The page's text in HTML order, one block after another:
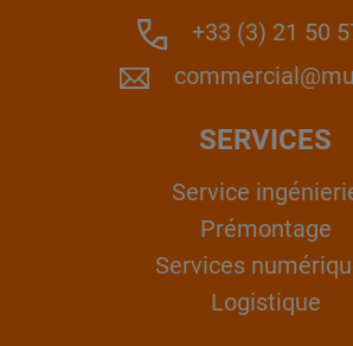
+33 (3) 21 50
SERVICES
Service
Prémontage
Services
Logistique